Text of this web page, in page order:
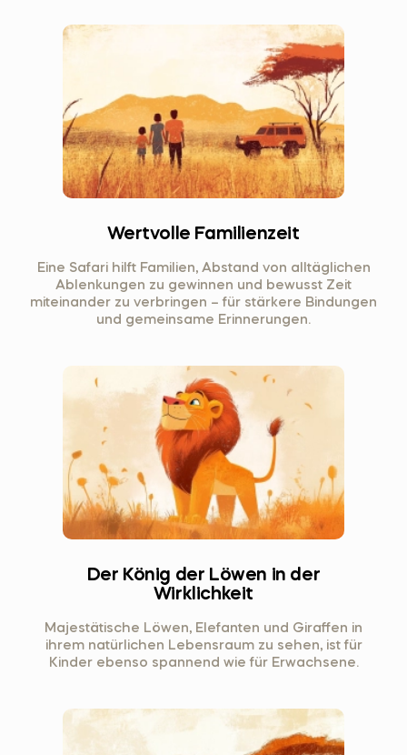
Wertvolle Familienzeit
Eine Safari hilft Familien, Abstand von alltäglichen
Ablenkungen zu gewinnen und bewusst Zeit
miteinander zu verbringen – für stärkere Bindungen
und gemeinsame Erinnerungen.
Der König der Löwen in der
Wirklichkeit
Majestätische Löwen, Elefanten und Giraffen in
ihrem natürlichen Lebensraum zu sehen, ist für
Kinder ebenso spannend wie für Erwachsene.